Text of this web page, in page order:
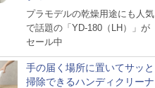
プラモデルの乾燥用途にも人気
で話題の「YD-180（LH）」が
セール中
手の届く場所に置いてサッと
掃除できるハンディクリーナ